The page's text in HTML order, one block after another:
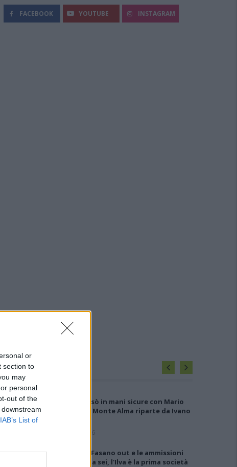
or
section to
may
personal
out of the
IAB’s List of
FACEBOOK YOUTUBE INSTAGRAM
PIÙ LETTI OGGI
Il Buddusò in mani sicure con Mario
Fadda, il Monte Alma riparte da Ivano
5 Ago 2026
Anche il Fasano out e le ammissioni
salgono a sei, l'Ilva è la prima società